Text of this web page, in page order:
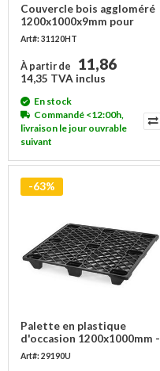
Couvercle bois aggloméré
1200x1000x9mm pour
caisse-palette
Art#: 31120HT
À partir de 11,86
14,35 TVA inclus
En stock
Commandé <12:00h,
livraison le jour ouvrable
suivant
-63%
Palette en plastique
d'occasion 1200x1000mm -
emboîtable
Art#: 29190U